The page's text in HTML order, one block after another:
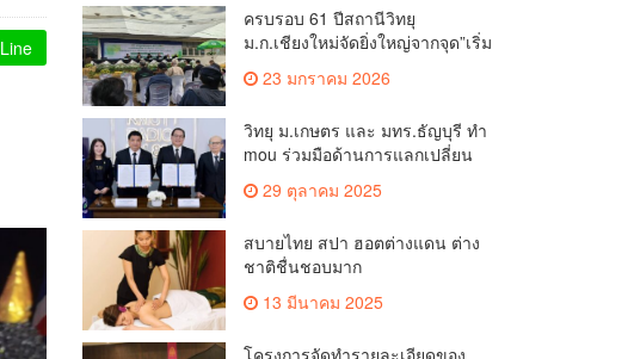
Line
ครบรอบ 61 ปีสถานีวิทยุ
ม.ก.เชียงใหม่จัดยิ่งใหญ่จากจุด”เริ่ม
ต้นจากเสาไม้ไผ่ จนถึงวันที่มี
KURplus ในวันนี้”
23 มกราคม 2026
วิทยุ ม.เกษตร และ มทร.ธัญบุรี ทำ
mou ร่วมมือด้านการแลกเปลี่ยน
ข้อมูลข่าวสารเพื่อถ่ายทอดองค์
ความรู้ดีๆสู่ประชาชนให้ครอบคลุม
29 ตุลาคม 2025
สบายไทย สปา ฮอตต่างแดน ต่าง
ชาติชื่นชอบมาก
13 มีนาคม 2025
โครงการจัดทำรายละเอียดของ